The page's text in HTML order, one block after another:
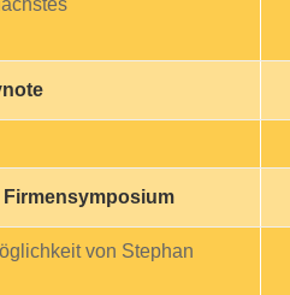
von Stephan